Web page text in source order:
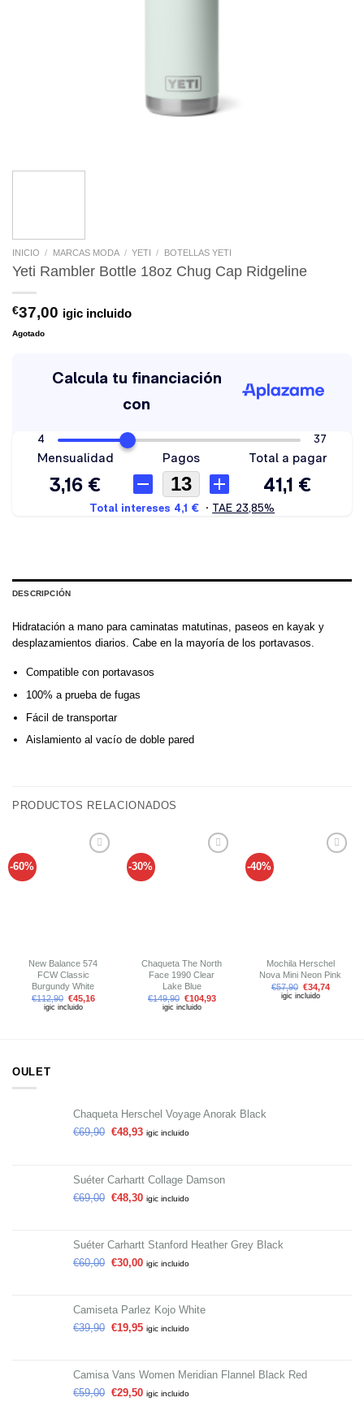
INICIO / MARCAS MODA / YETI / BOTELLAS YETI
Yeti Rambler Bottle 18oz Chug Cap Ridgeline
€37,00 igic incluido
Agotado
DESCRIPCIÓN
Hidratación a mano para caminatas matutinas, paseos en kayak y
desplazamientos diarios. Cabe en la mayoría de los portavasos.
Compatible con portavasos
100% a prueba de fugas
Fácil de transportar
Aislamiento al vacío de doble pared
PRODUCTOS RELACIONADOS
-60%
New Balance 574
FCW Classic
Burgundy White
€112,90 €45,16
igic incluido
-30%
Chaqueta The North
Face 1990 Clear
Lake Blue
€149,90 €104,93
igic incluido
-40%
Mochila Herschel
Nova Mini Neon Pink
€57,90 €34,74
igic incluido
OULET
Chaqueta Herschel Voyage Anorak Black
€69,90 €48,93 igic incluido
Suéter Carhartt Collage Damson
€69,00 €48,30 igic incluido
Suéter Carhartt Stanford Heather Grey Black
€60,00 €30,00 igic incluido
Camiseta Parlez Kojo White
€39,90 €19,95 igic incluido
Camisa Vans Women Meridian Flannel Black Red
€59,00 €29,50 igic incluido